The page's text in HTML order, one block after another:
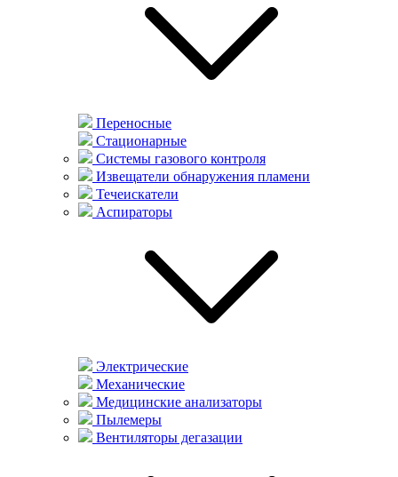
Переносные
Стационарные
Системы газового контроля
Извещатели обнаружения пламени
Течеискатели
Аспираторы
Электрические
Механические
Медицинские анализаторы
Пылемеры
Вентиляторы дегазации